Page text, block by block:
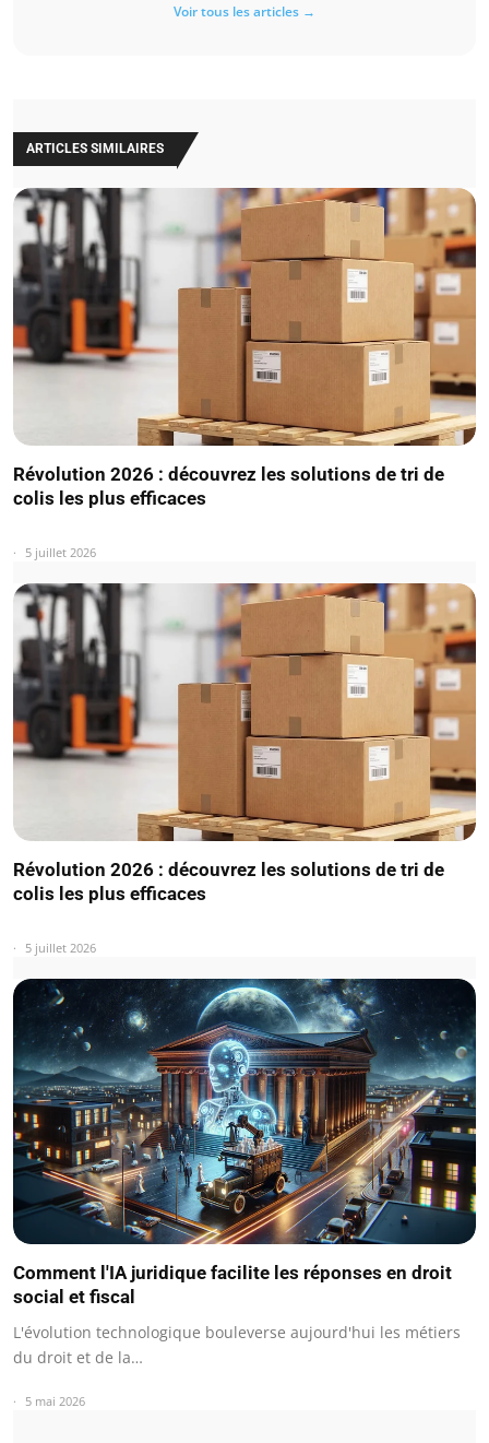
Voir tous les articles →
ARTICLES SIMILAIRES
Révolution 2026 : découvrez les solutions de tri de
colis les plus efficaces
5 juillet 2026
Révolution 2026 : découvrez les solutions de tri de
colis les plus efficaces
5 juillet 2026
Comment l'IA juridique facilite les réponses en droit
social et fiscal
L'évolution technologique bouleverse aujourd'hui les métiers
du droit et de la…
5 mai 2026